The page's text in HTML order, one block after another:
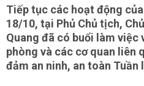
Tiếp tục các hoạt động
18/10, tại Phủ Chủ tịch,
Quang đã có buổi làm việc
phòng và các cơ quan liên
đảm an ninh, an toàn Tuần